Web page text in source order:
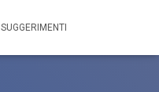
SUGGERIMENTI